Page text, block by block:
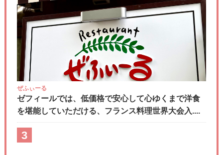
ぜふぃーる
ゼフィールでは、低価格で安心して心ゆくまで洋食
を堪能していただける、フランス料理世界大会入....
3